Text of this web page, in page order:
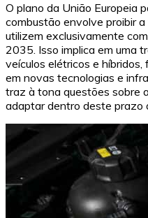
O plano da União Europeia
combustão envolve proibir
utilizem exclusivamente
2035. Isso implica em uma
veículos elétricos e
em novas tecnologias e
traz à tona questões sobre
adaptar dentro deste prazo